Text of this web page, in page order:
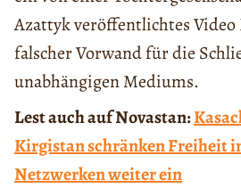
Azattyk veröffentlichtes Video
falscher Vorwand für die
unabhängigen Mediums.
Lest auch auf Novastan:
Kirgistan schränken Freiheit
Netzwerken weiter ein